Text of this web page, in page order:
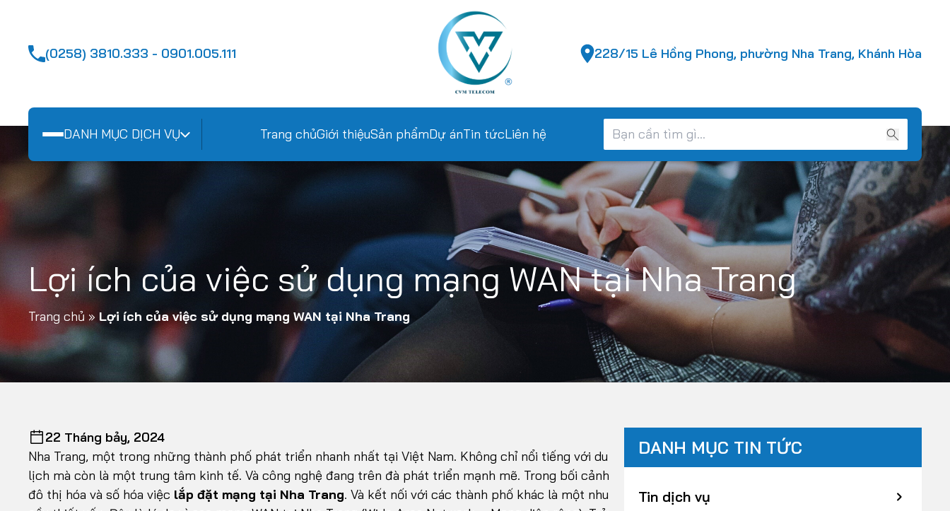
(0258) 3810.333 - 0901.005.111 228/15 Lê Hồng Phong, phường Nha Trang, Khánh Hòa
DANH MỤC DỊCH VỤ Trang chủGiới thiệuSản phẩmDự ánTin tứcLiên hệ
Lợi ích của việc sử dụng mạng WAN tại Nha Trang
Trang chủ » Lợi ích của việc sử dụng mạng WAN tại Nha Trang
22 Tháng bảy, 2024
Nha Trang, một trong những thành phố phát triển nhanh nhất tại Việt Nam. Không chỉ nổi tiếng với du
lịch mà còn là một trung tâm kinh tế. Và công nghệ đang trên đà phát triển mạnh mẽ. Trong bối cảnh
đô thị hóa và số hóa việc lắp đặt mạng tại Nha Trang. Và kết nối với các thành phố khác là một nhu
DANH MỤC TIN TỨC
Tin dịch vụ